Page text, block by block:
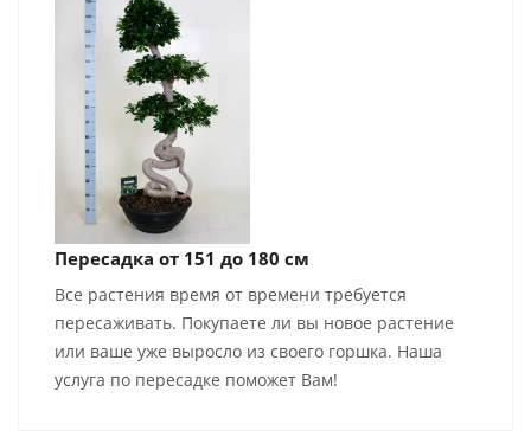
Пересадка от 151 до 180 см
Все растения время от времени требуется
пересаживать. Покупаете ли вы новое растение
или ваше уже выросло из своего горшка. Наша
услуга по пересадке поможет Вам!